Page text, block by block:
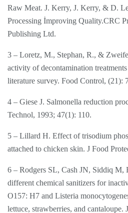
Raw Meat. J. Kerry, J. Kerry, & D.
Processing İmproving Quality.CRC
Publishing Ltd.
3 – Loretz, M., Stephan, R., &
activity of decontamination
literature survey. Food Control, (21):
4 – Giese J. Salmonella reduction
Technol, 1993; 47(1): 110.
5 – Lillard H. Effect of trisodium
attached to chicken skin. J Food
6 – Rodgers SL, Cash JN, Siddiq M,
different chemical sanitizers for
O157: H7 and Listeria
lettuce, strawberries, and cantaloupe.